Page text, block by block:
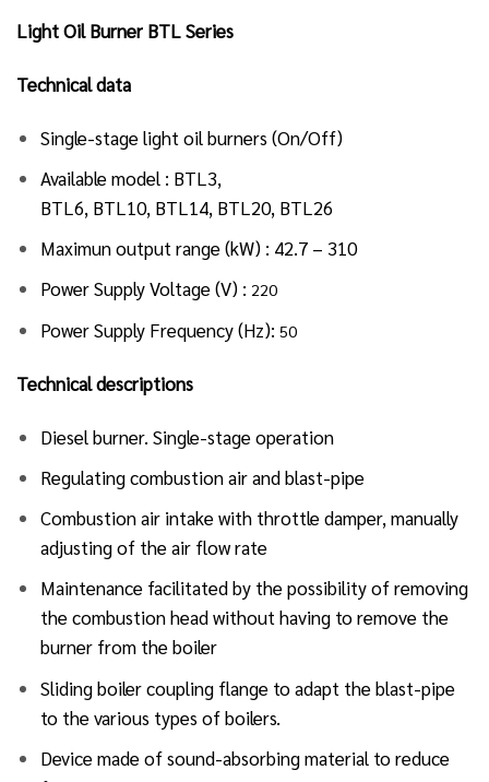
Light Oil Burner BTL Series
Technical data
Single-stage light oil burners (On/Off)
Available model : BTL3,
BTL6, BTL10, BTL14, BTL20, BTL26
Maximun output range (kW) : 42.7 – 310
Power Supply Voltage (V) : 220
Power Supply Frequency (Hz):50
Technical descriptions
Diesel burner. Single-stage operation
Regulating combustion air and blast-pipe
Combustion air intake with throttle damper, manually
adjusting of the air flow rate
Maintenance facilitated by the possibility of removing
the combustion head without having to remove the
burner from the boiler
Sliding boiler coupling flange to adapt the blast-pipe
to the various types of boilers.
Device made of sound-absorbing material to reduce